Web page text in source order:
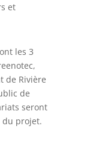
et
les 3
de Rivière
de
seront
du projet.